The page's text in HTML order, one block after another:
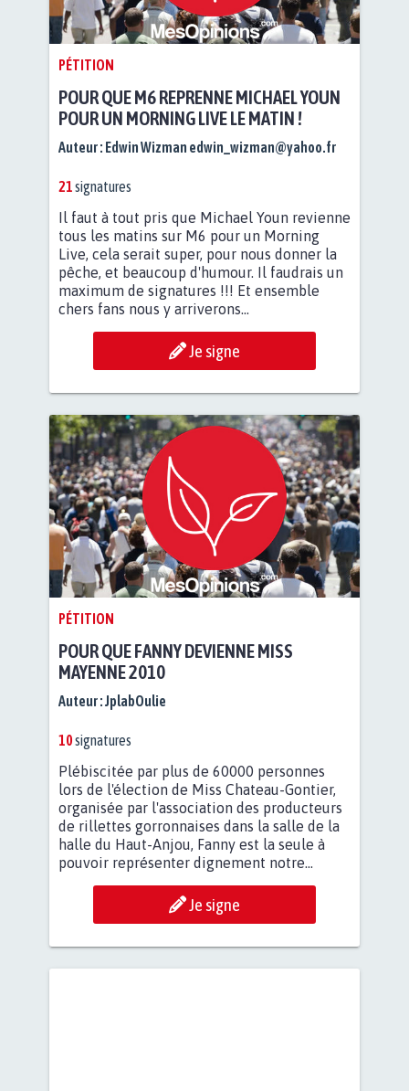
PÉTITION
POUR QUE M6 REPRENNE MICHAEL YOUN
POUR UN MORNING LIVE LE MATIN !
Auteur : Edwin Wizman edwin_wizman@yahoo.fr
21signatures
Il faut à tout pris que Michael Youn revienne
tous les matins sur M6 pour un Morning
Live, cela serait super, pour nous donner la
pêche, et beaucoup d'humour. Il faudrais un
maximum de signatures !!! Et ensemble
chers fans nous y arriverons...
Je signe
PÉTITION
POUR QUE FANNY DEVIENNE MISS
MAYENNE 2010
Auteur :JplabOulie
10signatures
Plébiscitée par plus de 60000 personnes
lors de l'élection de Miss Chateau-Gontier,
organisée par l'association des producteurs
de rillettes gorronnaises dans la salle de la
halle du Haut-Anjou, Fanny est la seule à
pouvoir représenter dignement notre...
Je signe